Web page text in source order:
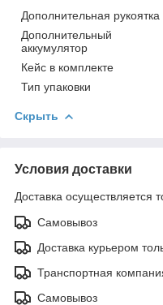
Дополнительная рукоятка
Дополнительный
аккумулятор
Кейс в комплекте
Тип упаковки
Скрыть
Условия доставки
Доставка осуществляется
Самовывоз
Доставка курьером
Транспортная
Самовывоз